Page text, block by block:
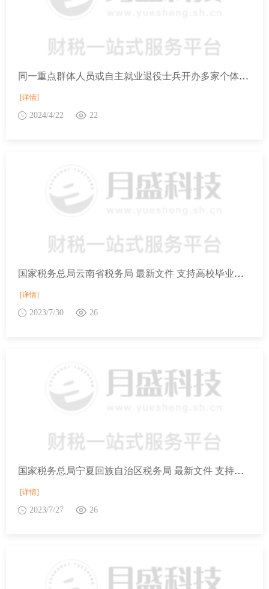
同一重点群体人员或自主就业退役士兵开办多家个体工商户能否都享受重点群体或退役士兵就业创业税收优惠？
[详情]
2024/4/22 22
国家税务总局云南省税务局 最新文件 支持高校毕业生等青年就业创业税收优惠政策指引
[详情]
2023/7/30 26
国家税务总局宁夏回族自治区税务局 最新文件 支持高校毕业生等青年就业创业税收优惠政策指引
[详情]
2023/7/27 26